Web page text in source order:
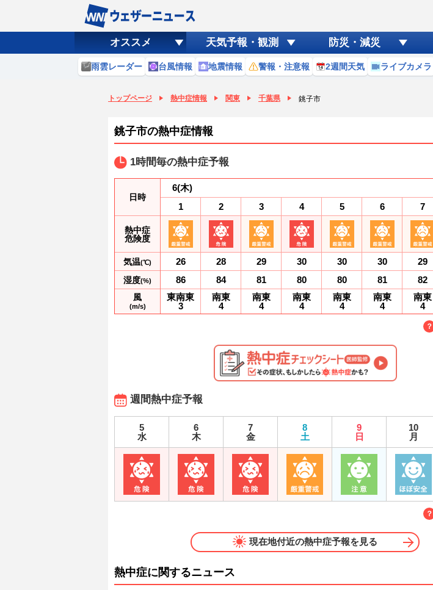
オススメ 天気予報・観測 防災・減災
雨雲レーダー 台風情報 地震情報 警報・注意報 2週間天気 ライブカメラ
トップページ 熱中症情報 関東 千葉県 銚子市
銚子市の熱中症情報
1時間毎の熱中症予報
日時
熱中症
危険度
気温(℃)
湿度(%)
風
(m/s)
6(木)
1
26
86
東南東
3
2
28
84
南東
4
3
29
81
南東
4
4
30
80
南東
4
5
30
80
南東
4
6
30
81
南東
4
7
29
82
南東
4
週間熱中症予報
5
水
6
木
7
金
8
土
9
日
10
月
現在地付近の熱中症予報を見る
熱中症に関するニュース